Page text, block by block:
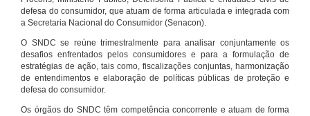
defesa do consumidor, que atuam de forma articulada e integrada com
a Secretaria Nacional do Consumidor (Senacon).
O SNDC se reúne trimestralmente para analisar conjuntamente os
desafios enfrentados pelos consumidores e para a formulação de
estratégias de ação, tais como, fiscalizações conjuntas, harmonização
de entendimentos e elaboração de políticas públicas de proteção e
defesa do consumidor.
Os órgãos do SNDC têm competência concorrente e atuam de forma